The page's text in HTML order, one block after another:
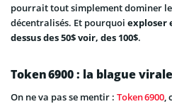
pourrait tout simplement dominer le
décentralisés. Et pourquoi exploser
dessus des 50$ voir, des 100$.
Token 6900 : la blague
On ne va pas se mentir : Token 6900,